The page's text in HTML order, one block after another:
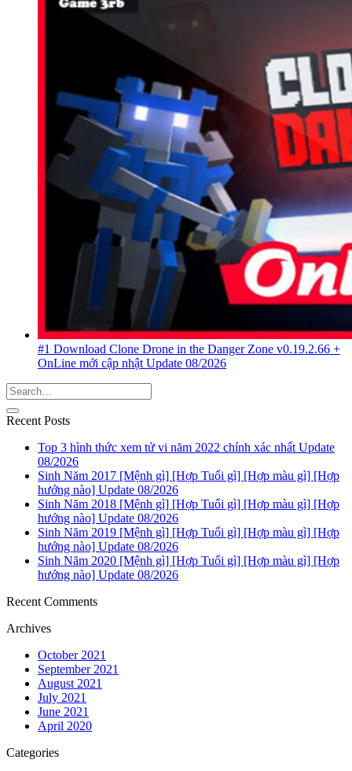
#1 Download Clone Drone in the Danger Zone v0.19.2.66 +
OnLine mới cập nhật Update 08/2026
Recent Posts
Top 3 hình thức xem tử vi năm 2022 chính xác nhất Update
08/2026
Sinh Năm 2017 [Mệnh gì] [Hợp Tuổi gì] [Hợp màu gì] [Hợp
hướng nào] Update 08/2026
Sinh Năm 2018 [Mệnh gì] [Hợp Tuổi gì] [Hợp màu gì] [Hợp
hướng nào] Update 08/2026
Sinh Năm 2019 [Mệnh gì] [Hợp Tuổi gì] [Hợp màu gì] [Hợp
hướng nào] Update 08/2026
Sinh Năm 2020 [Mệnh gì] [Hợp Tuổi gì] [Hợp màu gì] [Hợp
hướng nào] Update 08/2026
Recent Comments
Archives
October 2021
September 2021
August 2021
July 2021
June 2021
April 2020
Categories